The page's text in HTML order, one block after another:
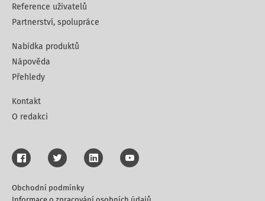
Reference uživatelů
Partnerství, spolupráce
Nabídka produktů
Nápověda
Přehledy
Kontakt
O redakci
Obchodní podmínky